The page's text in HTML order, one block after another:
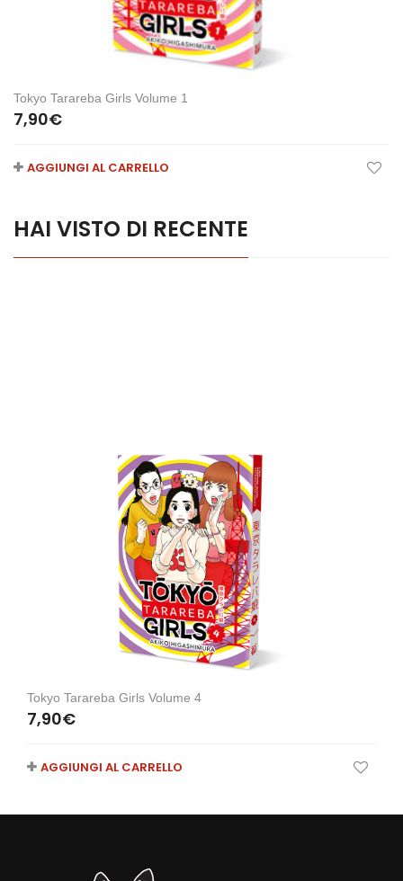
Tokyo Tarareba Girls Volume 1
7,90€
AGGIUNGI AL CARRELLO
HAI VISTO DI RECENTE
Tokyo Tarareba Girls Volume 4
7,90€
AGGIUNGI AL CARRELLO